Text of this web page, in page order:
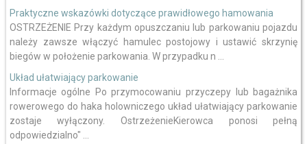
Praktyczne wskazówki dotyczące prawidłowego hamowania
OSTRZEŻENIE Przy każdym opuszczaniu lub parkowaniu pojazdu
należy zawsze włączyć hamulec postojowy i ustawić skrzynię
biegów w położenie parkowania. W przypadku n ...
Układ ułatwiający parkowanie
Informacje ogólne Po przymocowaniu przyczepy lub bagażnika
rowerowego do haka holowniczego układ ułatwiający parkowanie
zostaje wyłączony. OstrzeżenieKierowca ponosi pełną
odpowiedzialno" ...